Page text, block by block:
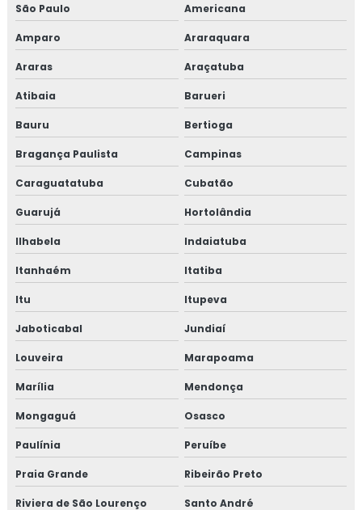
TESTE HIDROSTÁTICO EM CALDEIRAS
TESTE HIDROSTÁTICO EM TUBULAÇÕES DE ÁGUA
LAUDO DE ESTANQUEIDADE
TESTE DE ESTANQUEIDADE ÁGUA
TESTE DE ESTANQUEIDADE EM TUBULAÇÃO DE
GÁS
EMPRESAS QUE FAZEM TESTE DE ESTANQUEIDADE
INSPEÇÃO DE ESTANQUEIDADE
CURSO DE NR 10
NR 10 CURSO
CURSO NR 10 ONLINE
CURSO NR 10 EAD
São Paulo
Americana
Amparo Araraquara
Araras Araçatuba
Atibaia Barueri
Bauru Bertioga
Bragança Paulista Campinas
Caraguatatuba Cubatão
Guarujá Hortolândia
Ilhabela Indaiatuba
Itanhaém Itatiba
Itu Itupeva
Jaboticabal Jundiaí
Louveira Marapoama
Marília Mendonça
Mongaguá Osasco
Paulínia Peruíbe
Praia Grande Ribeirão Preto
Riviera de São Lourenço Santo André